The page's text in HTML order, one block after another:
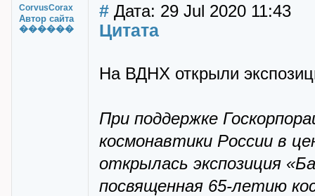
CorvusCorax
Автор сайта
������
# Дата: 29 Jul 2020 11:43
Цитата
На ВДНХ открыли
При поддержке
космонавтики России в
открылась экспозиция
посвященная 65-летию